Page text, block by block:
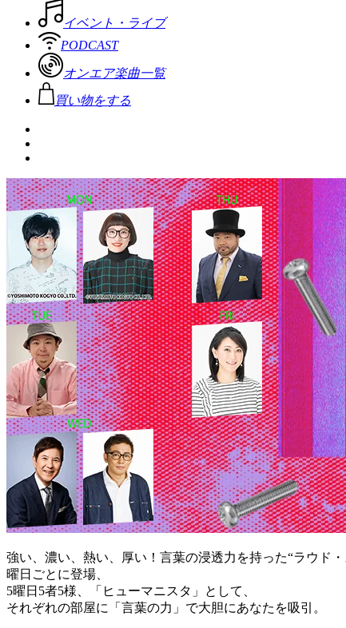
イベント・ライブ
PODCAST
オンエア楽曲一覧
買い物をする
強い、濃い、熱い、厚い！言葉の浸透力を持った“ラウド
曜日ごとに登場、
5曜日5者5様、「ヒューマニスタ」として、
それぞれの部屋に「言葉の力」で大胆にあなたを吸引。